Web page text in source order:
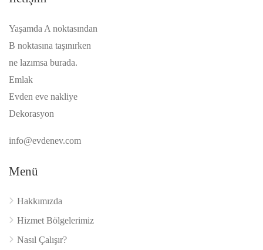
Yaşamda A noktasından
B noktasına taşınırken
ne lazımsa burada.
Emlak
Evden eve nakliye
Dekorasyon
info@evdenev.com
Menü
Hakkımızda
Hizmet Bölgelerimiz
Nasıl Çalışır?